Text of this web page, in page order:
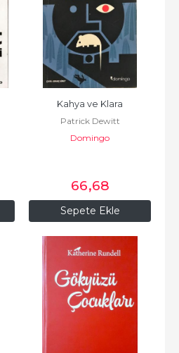
Sepete Ekle
Kahya ve Klara
Patrick Dewitt
Domingo
66,68